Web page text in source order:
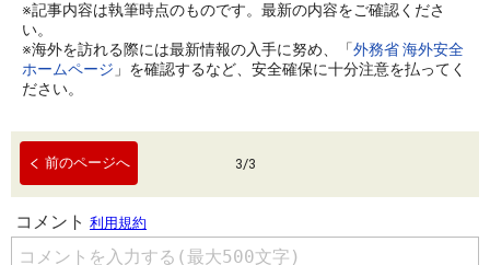
※記事内容は執筆時点のものです。最新の内容をご確認くださ
い。
※海外を訪れる際には最新情報の入手に努め、「外務省 海外安全
ホームページ 」を確認するなど、安全確保に十分注意を払ってく
ださい。
前のページへ 3/3